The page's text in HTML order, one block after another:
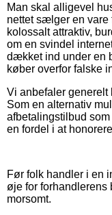
Man skal alligevel
nettet sælger en vare
kolossalt attraktiv,
om en svindel
dækket ind under en
køber overfor falske
Vi anbefaler
Som en alternativ
afbetalingstilbud
en fordel i at
Før folk handler i en
øje for forhandlerens
morsomt.